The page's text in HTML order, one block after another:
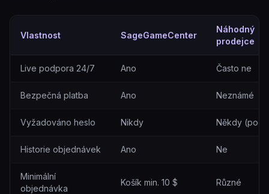
Vlastnost SageGameCenter
Náhodný
prodejce
Live podpora 24/7 Ano Často ne
Bezpečná platba Ano Neznámé
Vyžadováno heslo Nikdy Někdy
Historie objednávek Ano Ne
Minimální
objednávka
Košík min. 10 $ Různé